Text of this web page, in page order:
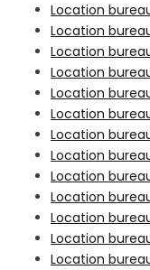
Location
Location
Location
Location
Location
Location
Location
Location
Location
Location
Location
Location
Location